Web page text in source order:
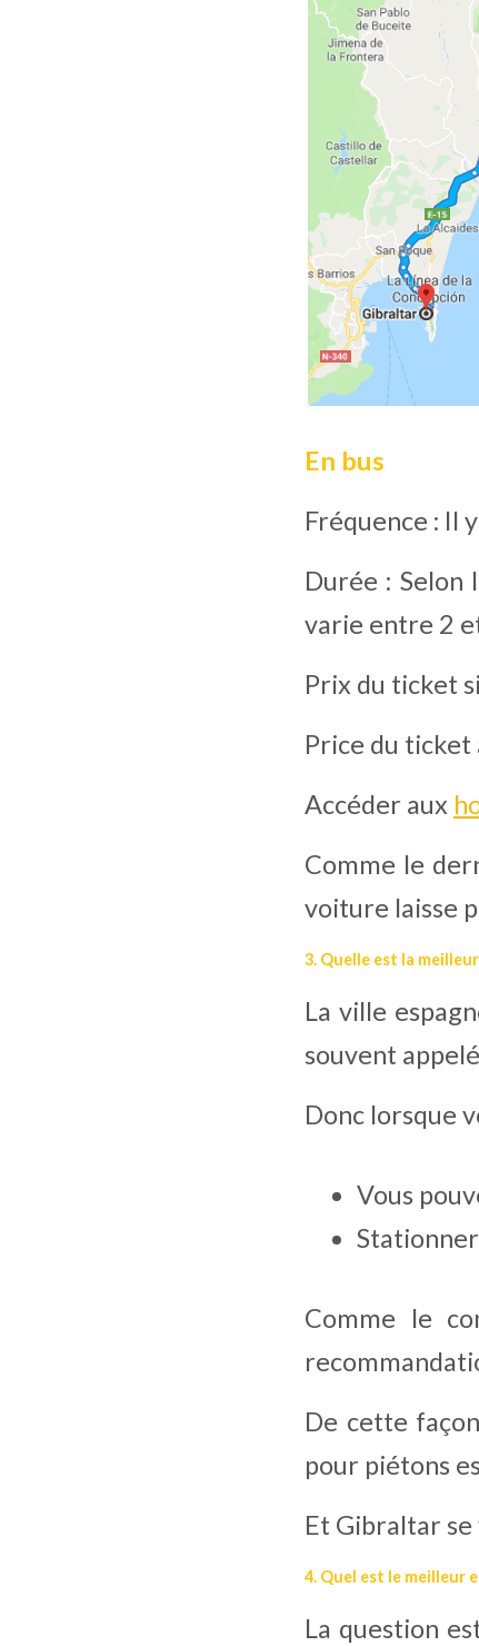
En bus
Fréquence : Il
Durée : Selon
varie entre 2
Prix du ticket
Price du
Accéder aux
Comme le
voiture laisse
3. Quelle est la
La ville
souvent
Donc lorsque
Vous
Comme le
De cette
pour piétons
Et Gibraltar
4. Quel est le meilleur
La question